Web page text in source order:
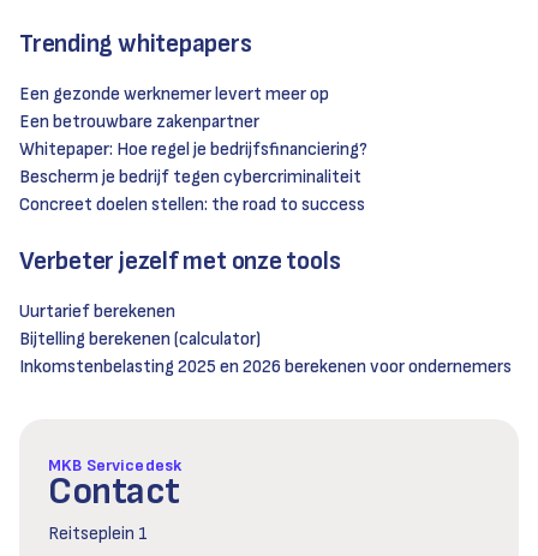
Trending whitepapers
Een gezonde werknemer levert meer op
Een betrouwbare zakenpartner
Whitepaper: Hoe regel je bedrijfsfinanciering?
Bescherm je bedrijf tegen cybercriminaliteit
Concreet doelen stellen: the road to success
Verbeter jezelf met onze tools
Uurtarief berekenen
Bijtelling berekenen (calculator)
Inkomstenbelasting 2025 en 2026 berekenen voor ondernemers
MKB Servicedesk
Contact
Reitseplein 1